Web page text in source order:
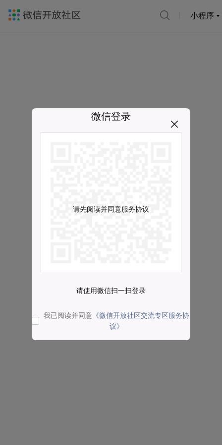
小程序
微信登录
请先阅读并同意服务协议
请使用微信扫一扫登录
我已阅读并同意 《微信开放社区交流专区服务协
议》